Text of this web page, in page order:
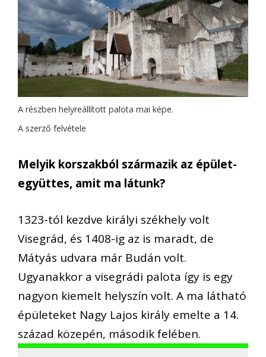
A részben helyreállított palota mai képe.
A szerző felvétele
Melyik korszakból származik az épület-
együttes, amit ma látunk?
1323-tól kezdve királyi székhely volt
Visegrád, és 1408-ig az is maradt, de
Mátyás udvara már Budán volt.
Ugyanakkor a visegrádi palota így is egy
nagyon kiemelt helyszín volt. A ma látható
épületeket Nagy Lajos király emelte a 14.
század közepén, második felében.